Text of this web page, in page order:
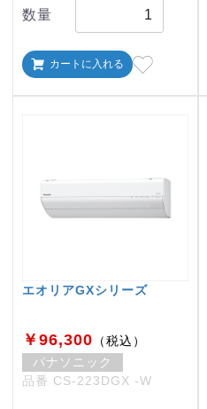
数量
カートに入れる
エオリアGXシリーズ
￥96,300 （税込）
パナソニック
品番 CS-223DGX -W